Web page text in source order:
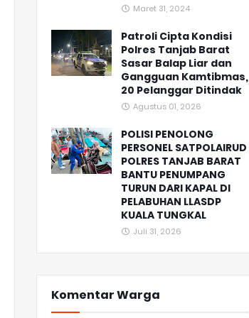
Maret 31, 2024
Patroli Cipta Kondisi
Polres Tanjab Barat
Sasar Balap Liar dan
Gangguan Kamtibmas,
20 Pelanggar Ditindak
Agustus 01, 2026
POLISI PENOLONG
PERSONEL SATPOLAIRUD
POLRES TANJAB BARAT
BANTU PENUMPANG
TURUN DARI KAPAL DI
PELABUHAN LLASDP
KUALA TUNGKAL
Juli 31, 2026
Komentar Warga